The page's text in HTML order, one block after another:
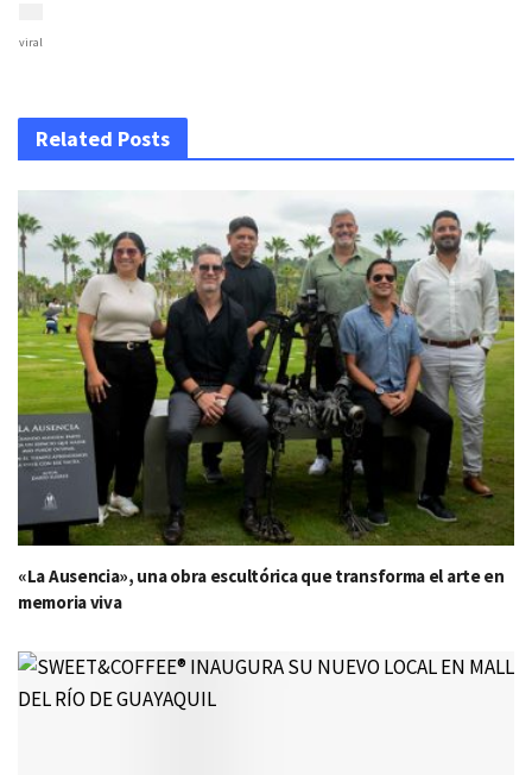
viral
Related Posts
«La Ausencia», una obra escultórica que transforma el arte en
memoria viva